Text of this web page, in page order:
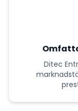
Ditec